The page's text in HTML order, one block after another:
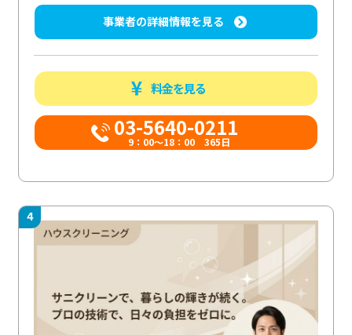
事業者の詳細情報を見る
料金を見る
03-5640-0211
9：00～18：00 365日
4